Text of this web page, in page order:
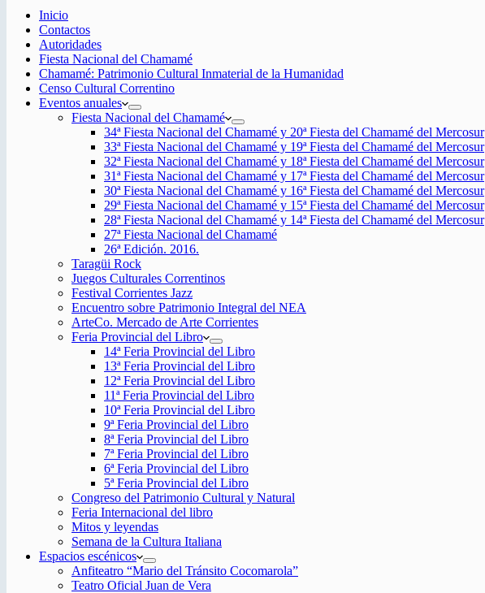
Inicio
Contactos
Autoridades
Fiesta Nacional del Chamamé
Chamamé: Patrimonio Cultural Inmaterial de la Humanidad
Censo Cultural Correntino
Eventos anuales
Fiesta Nacional del Chamamé
34ª Fiesta Nacional del Chamamé y 20ª Fiesta del Chamamé del Mercosur
33ª Fiesta Nacional del Chamamé y 19ª Fiesta del Chamamé del Mercosur
32ª Fiesta Nacional del Chamamé y 18ª Fiesta del Chamamé del Mercosur
31ª Fiesta Nacional del Chamamé y 17ª Fiesta del Chamamé del Mercosur
30ª Fiesta Nacional del Chamamé y 16ª Fiesta del Chamamé del Mercosur
29ª Fiesta Nacional del Chamamé y 15ª Fiesta del Chamamé del Mercosur
28ª Fiesta Nacional del Chamamé y 14ª Fiesta del Chamamé del Mercosur
27ª Fiesta Nacional del Chamamé
26ª Edición. 2016.
Taragüi Rock
Juegos Culturales Correntinos
Festival Corrientes Jazz
Encuentro sobre Patrimonio Integral del NEA
ArteCo. Mercado de Arte Corrientes
Feria Provincial del Libro
14ª Feria Provincial del Libro
13ª Feria Provincial del Libro
12ª Feria Provincial del Libro
11ª Feria Provincial del Libro
10ª Feria Provincial del Libro
9ª Feria Provincial del Libro
8ª Feria Provincial del Libro
7ª Feria Provincial del Libro
6ª Feria Provincial del Libro
5ª Feria Provincial del Libro
Congreso del Patrimonio Cultural y Natural
Feria Internacional del libro
Mitos y leyendas
Semana de la Cultura Italiana
Espacios escénicos
Anfiteatro “Mario del Tránsito Cocomarola”
Teatro Oficial Juan de Vera